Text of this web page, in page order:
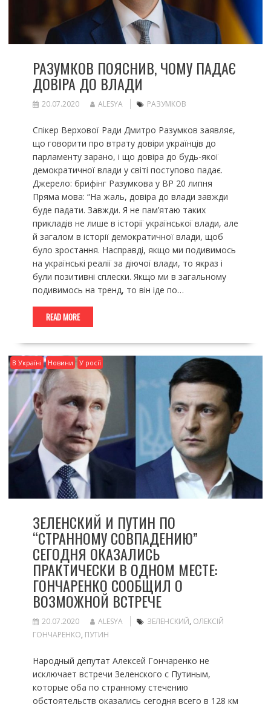
РАЗУМКОВ ПОЯСНИВ, ЧОМУ ПАДАЄ
ДОВІРА ДО ВЛАДИ
20.07.2020 ALESYA РАЗУМКОВ
Спікер Верхової Ради Дмитро Разумков заявляє,
що говорити про втрату довіри українців до
парламенту зарано, і що довіра до будь-якої
демократичної влади у світі поступово падає.
Джерело: брифінг Разумкова у ВР 20 липня
Пряма мова: “На жаль, довіра до влади завжди
буде падати. Завжди. Я не пам’ятаю таких
прикладів не лише в історії української влади, але
й загалом в історії демократичної влади, щоб
було зростання. Насправді, якщо ми подивимось
на українські реалії за діючої влади, то якраз і
були позитивні сплески. Якщо ми в загальному
подивимось на тренд, то він іде по…
READ MORE
В Україні Новини У росії
ЗЕЛЕНСКИЙ И ПУТИН ПО
“СТРАННОМУ СОВПАДЕНИЮ”
СЕГОДНЯ ОКАЗАЛИСЬ
ПРАКТИЧЕСКИ В ОДНОМ МЕСТЕ:
ГОНЧАРЕНКО СООБЩИЛ О
ВОЗМОЖНОЙ ВСТРЕЧЕ
20.07.2020 ALESYA ЗЕЛЕНСКИЙ, ОЛЕКСІЙ
ГОНЧАРЕНКО, ПУТИН
Народный депутат Алексей Гончаренко не
исключает встречи Зеленского с Путиным,
которые оба по странному стечению
обстоятельств оказались сегодня всего в 128 км